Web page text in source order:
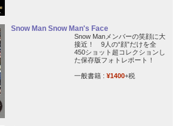
Snow Man Snow Man's Face
Snow Manメンバーの笑顔に大
接近！ 9人の“顔”だけを全
450ショット超コレクションし
た保存版フォトレポート！
一般書籍 : ¥1400+税